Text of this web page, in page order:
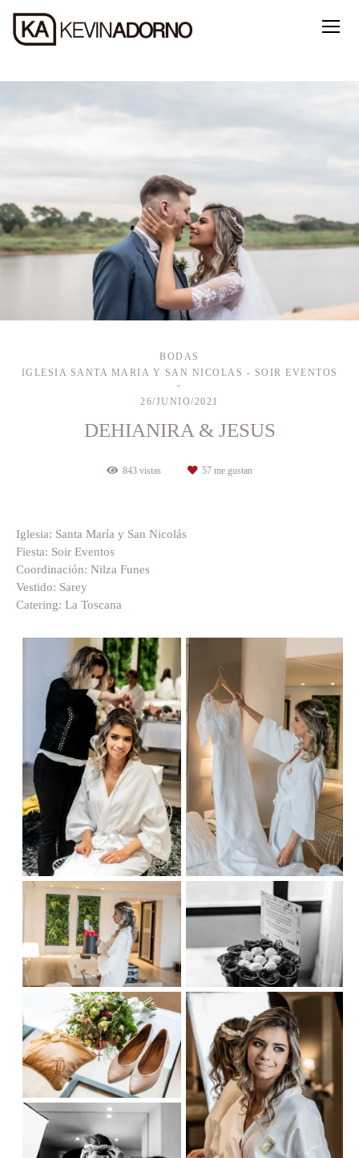
BODAS
IGLESIA SANTA MARIA Y SAN NICOLAS - SOIR EVENTOS
26/JUNIO/2021
DEHIANIRA & JESUS
843 vistas 57 me gustan
Iglesia: Santa María y San Nicolás
Fiesta: Soir Eventos
Coordinación: Nilza Funes
Vestido: Sarey
Catering: La Toscana